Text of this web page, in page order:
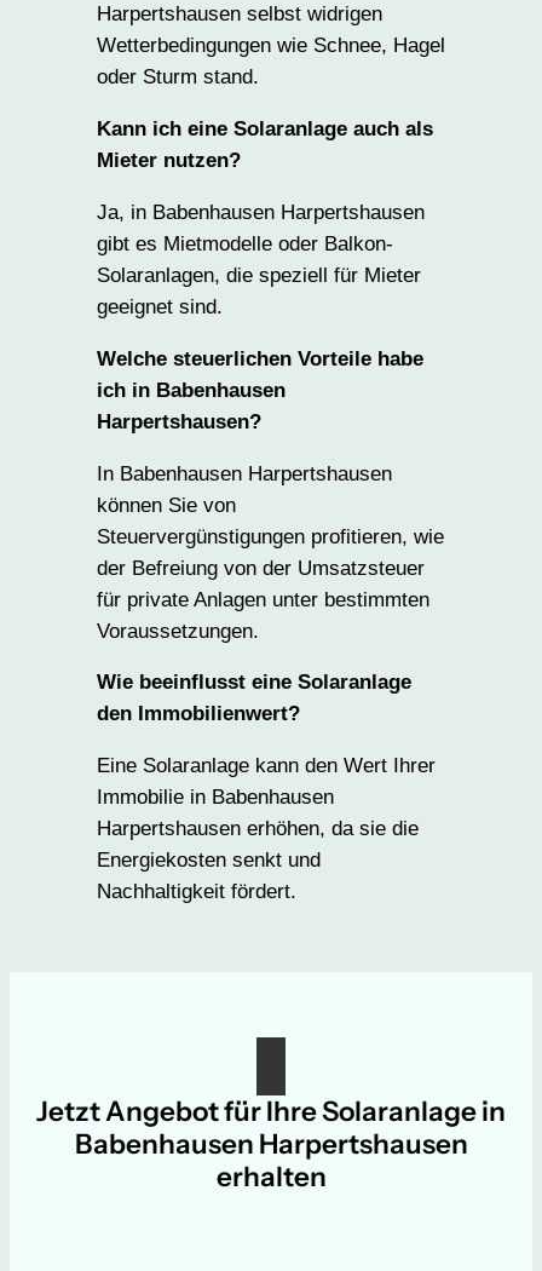
Harpertshausen selbst widrigen
Wetterbedingungen wie Schnee, Hagel
oder Sturm stand.
Kann ich eine Solaranlage auch als
Mieter nutzen?
Ja, in Babenhausen Harpertshausen
gibt es Mietmodelle oder Balkon-
Solaranlagen, die speziell für Mieter
geeignet sind.
Welche steuerlichen Vorteile habe
ich in Babenhausen
Harpertshausen?
In Babenhausen Harpertshausen
können Sie von
Steuervergünstigungen profitieren, wie
der Befreiung von der Umsatzsteuer
für private Anlagen unter bestimmten
Voraussetzungen.
Wie beeinflusst eine Solaranlage
den Immobilienwert?
Eine Solaranlage kann den Wert Ihrer
Immobilie in Babenhausen
Harpertshausen erhöhen, da sie die
Energiekosten senkt und
Nachhaltigkeit fördert.
Jetzt Angebot für Ihre Solaranlage in
Babenhausen Harpertshausen
erhalten